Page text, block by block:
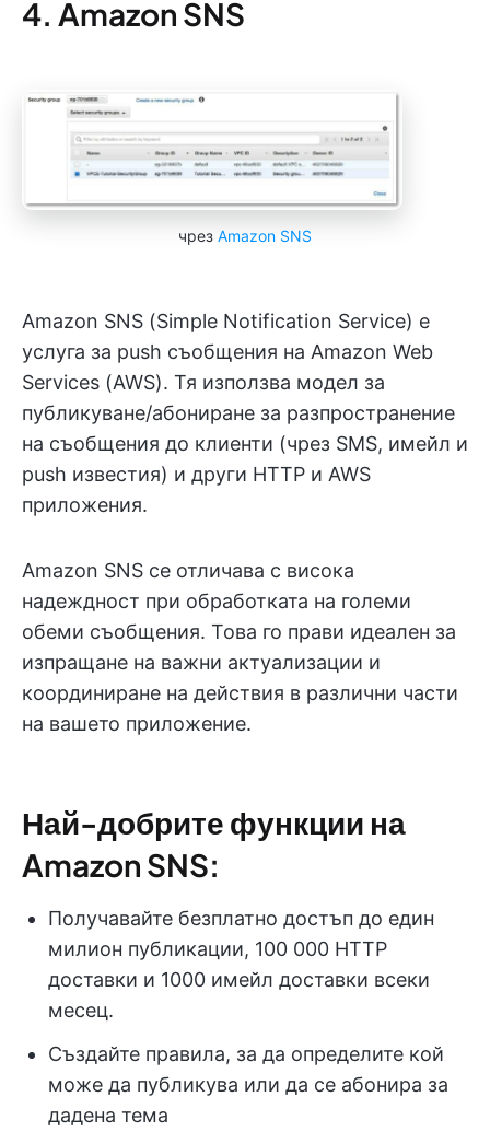
4. Amazon SNS
чрез Amazon SNS
Amazon SNS (Simple Notification Service) е
услуга за push съобщения на Amazon Web
Services (AWS). Тя използва модел за
публикуване/абониране за разпространение
на съобщения до клиенти (чрез SMS, имейл и
push известия) и други HTTP и AWS
приложения.
Amazon SNS се отличава с висока
надеждност при обработката на големи
обеми съобщения. Това го прави идеален за
изпращане на важни актуализации и
координиране на действия в различни части
на вашето приложение.
Най-добрите функции на
Amazon SNS:
Получавайте безплатно достъп до един
милион публикации, 100 000 HTTP
доставки и 1000 имейл доставки всеки
месец.
Създайте правила, за да определите кой
може да публикува или да се абонира за
дадена тема